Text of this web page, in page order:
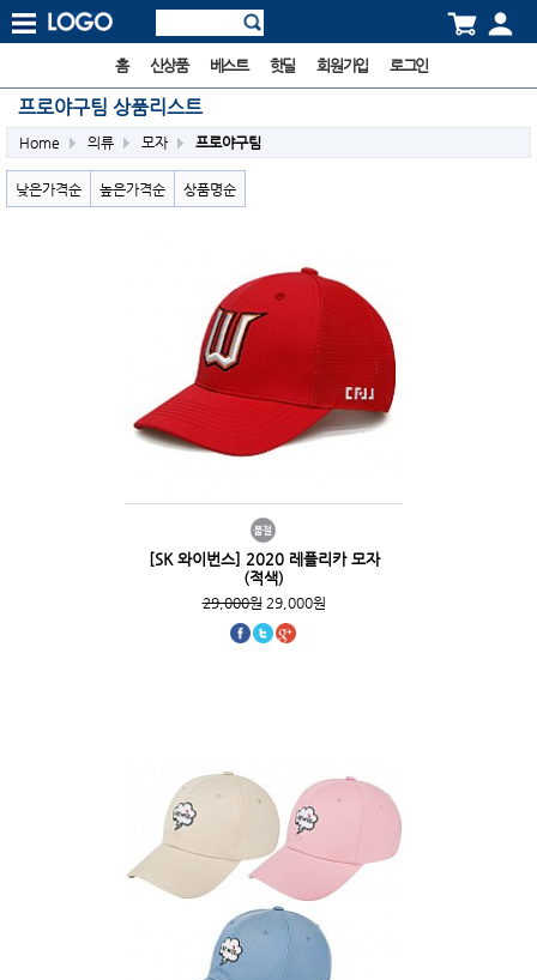
홈 신상품 베스트 핫딜 회원가입 로그인
프로야구팀 상품리스트
Home 의류 모자 프로야구팀
낮은가격순 높은가격순 상품명순
[SK 와이번스] 2020 레플리카 모자
(적색)
29,000원29,000원